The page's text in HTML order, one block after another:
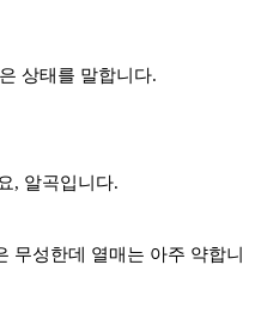
상태를 말합니다.
, 알곡입니다.
무성한데 열매는 아주 약합니